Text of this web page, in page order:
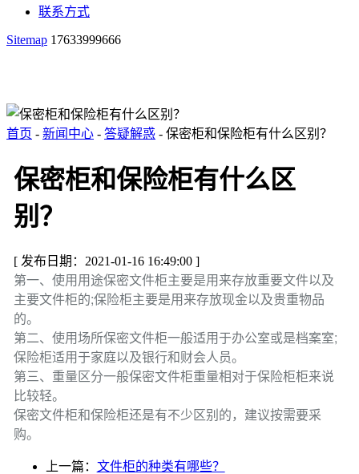
联系方式
Sitemap 17633999666
首页 - 新闻中心 - 答疑解惑 - 保密柜和保险柜有什么区别？
保密柜和保险柜有什么区
别？
[ 发布日期：2021-01-16 16:49:00 ]
第一、使用用途保密文件柜主要是用来存放重要文件以及
主要文件柜的;保险柜主要是用来存放现金以及贵重物品
的。
第二、使用场所保密文件柜一般适用于办公室或是档案室;
保险柜适用于家庭以及银行和财会人员。
第三、重量区分一般保密文件柜重量相对于保险柜柜来说
比较轻。
保密文件柜和保险柜还是有不少区别的，建议按需要采
购。
上一篇： 文件柜的种类有哪些？